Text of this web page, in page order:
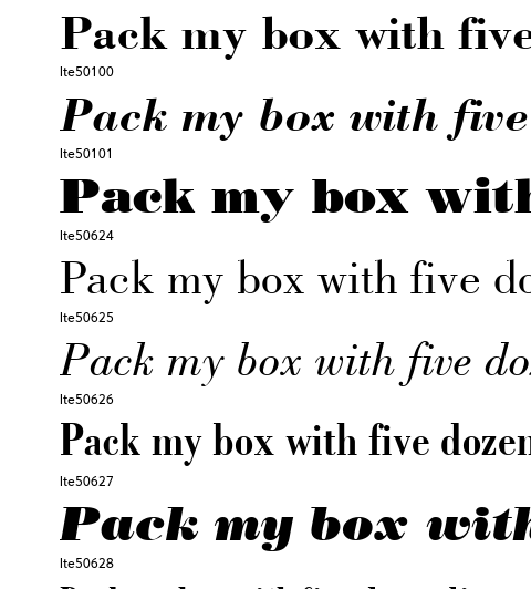
Pack my box with
lte50100
Pack my box with
lte50101
Pack my box
lte50624
Pack my box with five
lte50625
Pack my box with five
lte50626
Pack my box with five
lte50627
Pack my box
lte50628